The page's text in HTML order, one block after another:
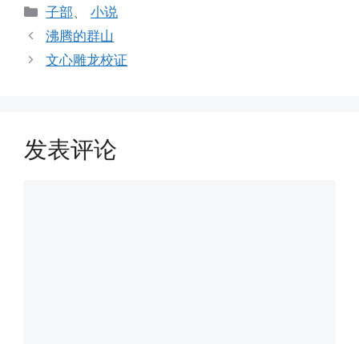
分
类
子部、小说
沸腾的群山
文心雕龙校证
发表评论